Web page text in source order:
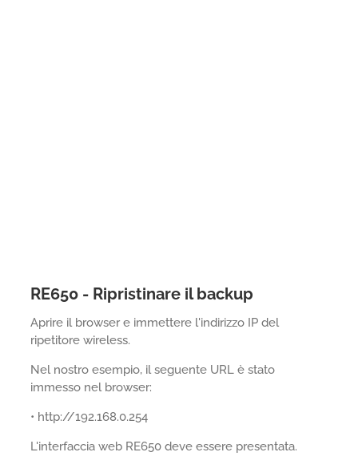
RE650 - Ripristinare il backup
Aprire il browser e immettere l'indirizzo IP del
ripetitore wireless.
Nel nostro esempio, il seguente URL è stato
immesso nel browser:
• http://192.168.0.254
L'interfaccia web RE650 deve essere presentata.